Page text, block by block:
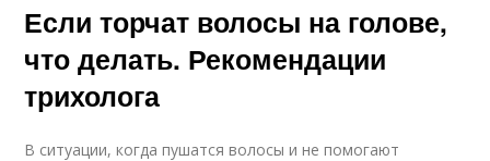
Если торчат волосы на голове,
что делать. Рекомендации
трихолога
В ситуации, когда пушатся волосы и не помогают